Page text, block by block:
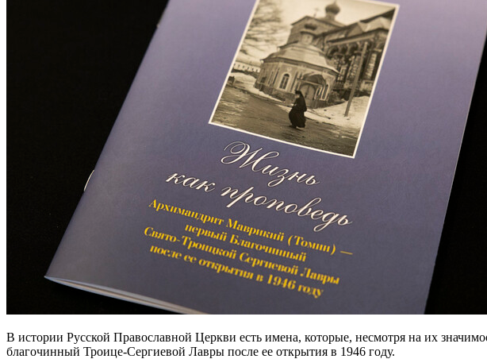
В истории Русской Православной Церкви есть имена, которые, несмотря на их
благочинный Троице-Сергиевой Лавры после ее открытия в 1946 году.